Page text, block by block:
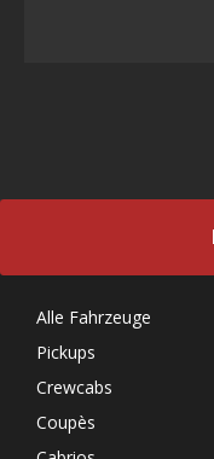
Alle Fahrzeuge
Pickups
Crewcabs
Coupès